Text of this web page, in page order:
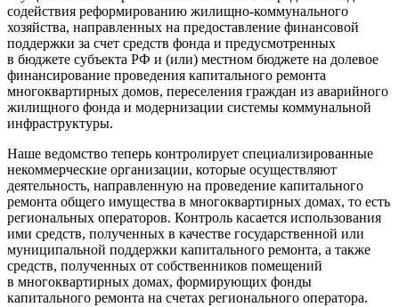
содействия реформированию жилищно-коммунального
хозяйства, направленных на предоставление финансовой
поддержки за счет средств фонда и предусмотренных
в бюджете субъекта РФ и (или) местном бюджете на долевое
финансирование проведения капитального ремонта
многоквартирных домов, переселения граждан из аварийного
жилищного фонда и модернизации системы коммунальной
инфраструктуры.
Наше ведомство теперь контролирует специализированные
некоммерческие организации, которые осуществляют
деятельность, направленную на проведение капитального
ремонта общего имущества в многоквартирных домах, то есть
региональных операторов. Контроль касается использования
ими средств, полученных в качестве государственной или
муниципальной поддержки капитального ремонта, а также
средств, полученных от собственников помещений
в многоквартирных домах, формирующих фонды
капитального ремонта на счетах регионального оператора.